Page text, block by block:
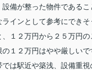
設備が整った物件である
インとして参考にできそ
、１２万円から２５万円
１２万円はやや厳しい
では駅近や築浅、設備重